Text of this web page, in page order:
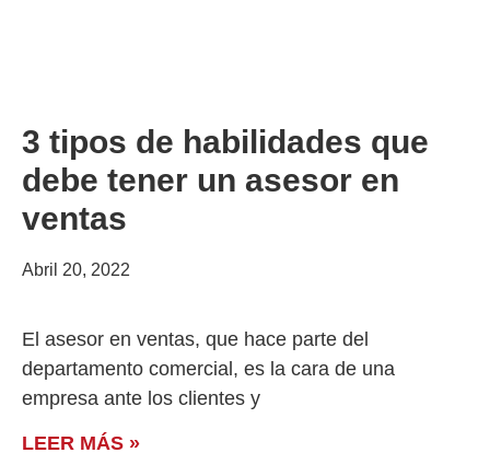
3 tipos de habilidades que
debe tener un asesor en
ventas
Abril 20, 2022
El asesor en ventas, que hace parte del
departamento comercial, es la cara de una
empresa ante los clientes y
LEER MÁS »